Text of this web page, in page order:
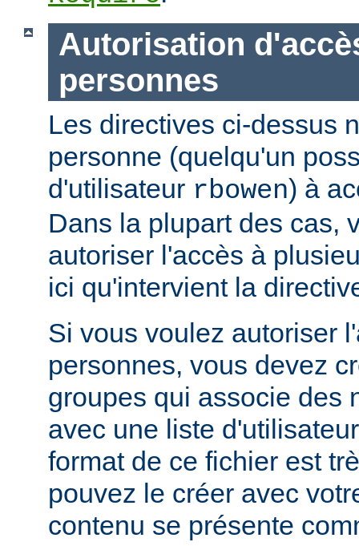
Autorisation
personnes
Les directives ci-dessus
personne (quelqu'un
d'utilisateur rbowen) à
Dans la plupart des cas,
autoriser l'accès à
ici qu'intervient la
Si vous voulez autoriser
personnes, vous devez
groupes qui associe des
avec une liste
format de ce fichier est
pouvez le créer avec
contenu se présente